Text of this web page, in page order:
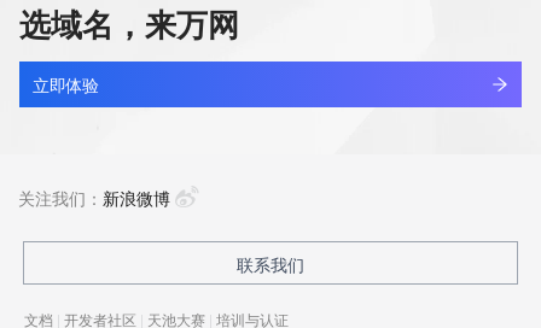
crocszone.com
新注册
查看详情
新注册
选域名，来万网
立即体验
关注我们： 新浪微博
联系我们
文档 | 开发者社区 | 天池大赛 | 培训与认证